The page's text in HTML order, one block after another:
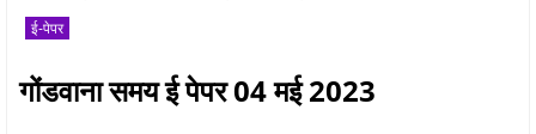
ई-पेपर
गोंडवाना समय ई पेपर 04 मई 2023